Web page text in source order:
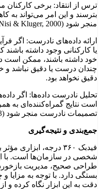
ترس از انتقاد: برخی
بترسند و این امر می‌تواند به
منجر شود (DeNisi & Kluger, 2000).
ارائه داده‌های نادرست: اگر
یا کارکنانی وجود داشته
خود داشته باشند، ممکن است
چندان درست یا دقیق نباشد
دقیق نخواهد بود.
تحلیل نادرست داده‌ها: اگر
است نتایج گمراه‌کننده‌ای به
تصمیمات نادرست منجر شود (London, 2003).
جمع‌بندی و نتیجه‌گیری
فیدبک ۳۶۰ درجه،
شخصی در سازمان‌ها است. با
طراحی صحیح، مدیریت
بستگی دارد. با توجه به مزایا
دقت به این ابزار نگاه کرده و